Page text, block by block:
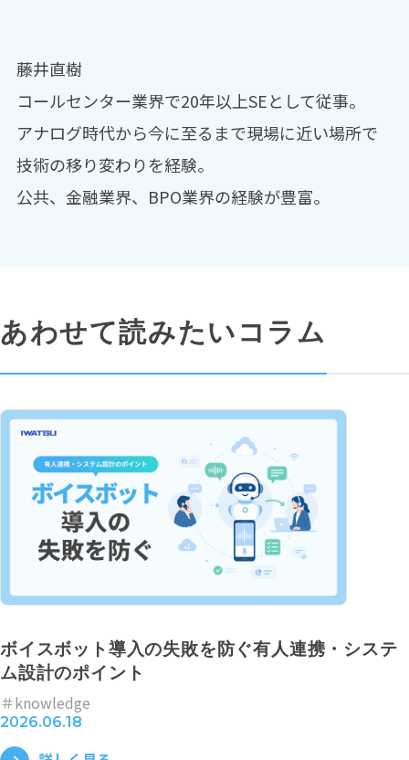
藤井直樹
コールセンター業界で20年以上SEとして従事。
アナログ時代から今に至るまで現場に近い場所で
技術の移り変わりを経験。
公共、金融業界、BPO業界の経験が豊富。
あわせて読みたいコラム
ボイスボット導入の失敗を防ぐ有人連携・システ
ム設計のポイント
＃knowledge
2026.06.18